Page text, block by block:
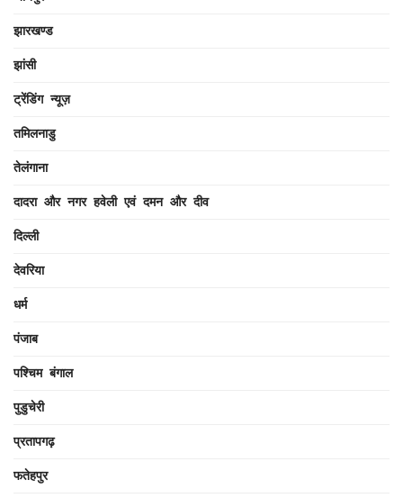
झारखण्ड
झांसी
ट्रेंडिंग न्यूज़
तमिलनाडु
तेलंगाना
दादरा और नगर हवेली एवं दमन और दीव
दिल्ली
देवरिया
धर्म
पंजाब
पश्चिम बंगाल
पुडुचेरी
प्रतापगढ़
फतेहपुर